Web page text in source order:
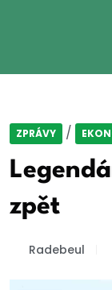
ZPRÁVY /
zpět
Radebeul